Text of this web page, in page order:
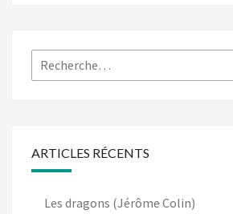
Rechercher :
ARTICLES RÉCENTS
Les dragons (Jérôme Colin)